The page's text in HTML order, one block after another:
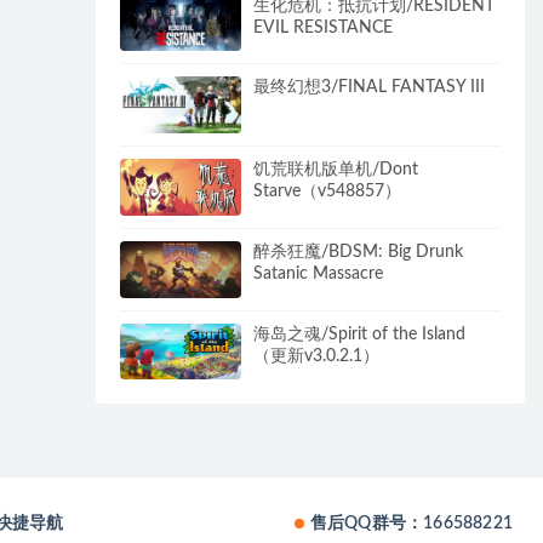
生化危机：抵抗计划/RESIDENT
EVIL RESISTANCE
最终幻想3/FINAL FANTASY III
饥荒联机版单机/Dont
Starve（v548857）
醉杀狂魔/BDSM: Big Drunk
Satanic Massacre
海岛之魂/Spirit of the Island
（更新v3.0.2.1）
捷导航 售后QQ群号：166588221